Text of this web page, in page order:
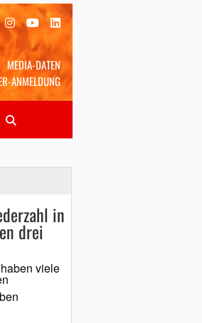
MEDIA-DATEN
ANMELDUNG
in
drei
viele